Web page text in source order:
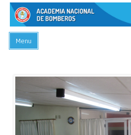
Menu
ACADEMIA
PREGUNTAS FRECUENTES
EVENTOS